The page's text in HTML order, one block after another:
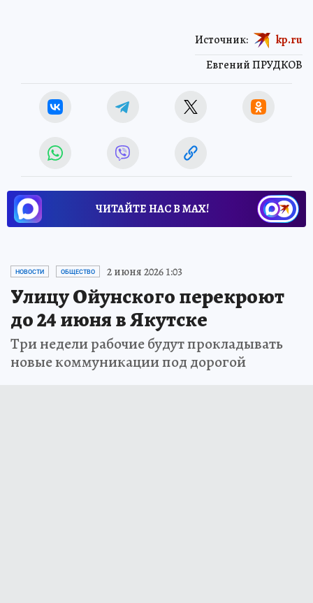
Евгений ПРУДКОВ
Источник: kp.ru
ЧИТАЙТЕ НАС В МАХ!
НОВОСТИ ОБЩЕСТВО 2 июня 2026 1:03
Улицу Ойунского перекроют
до 24 июня в Якутске
Три недели рабочие будут прокладывать
новые коммуникации под дорогой